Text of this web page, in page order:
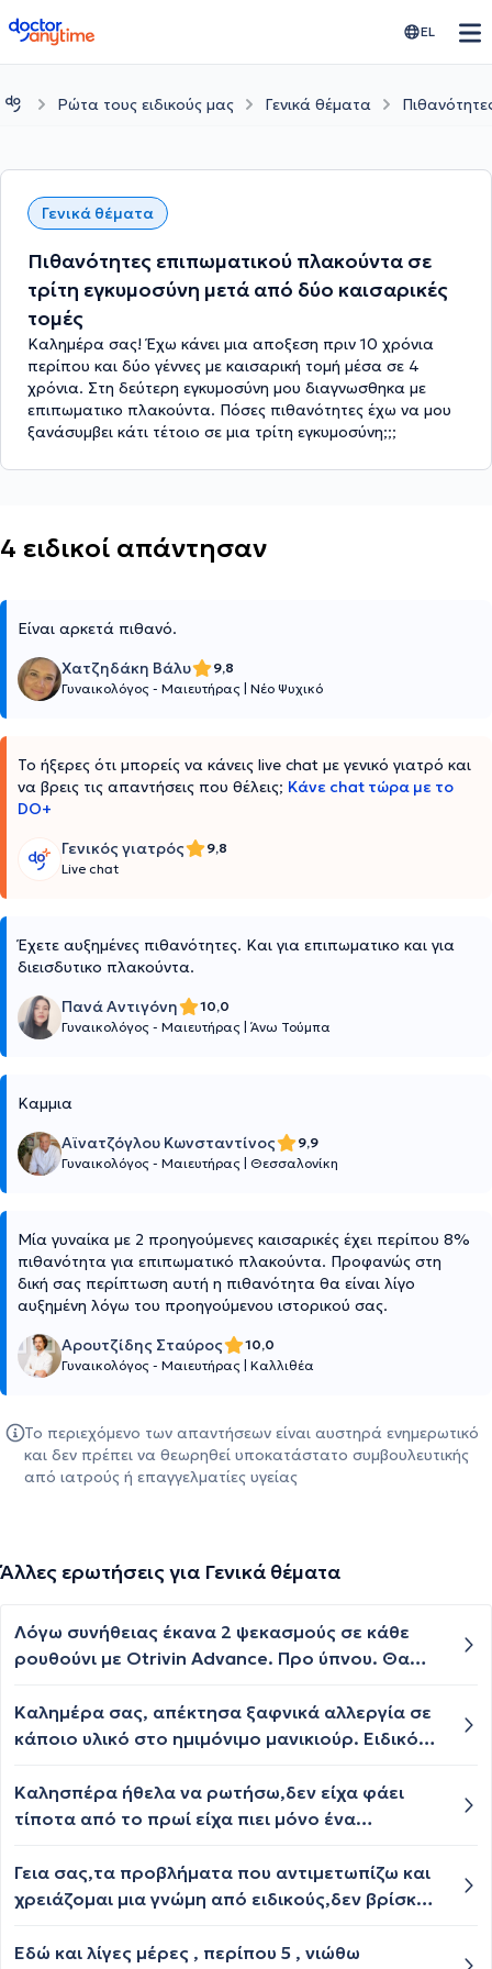
doctoranytime EL
Ρώτα τους ειδικούς μας Γενικά θέματα
Γενικά θέματα
Πιθανότητες επιπωματικού πλακούντα σε
τρίτη εγκυμοσύνη μετά από δύο καισαρικές
τομές
Καλημέρα σας! Έχω κάνει μια αποξεση πριν 10 χρόνια
περίπου και δύο γέννες με καισαρική τομή μέσα σε 4
χρόνια. Στη δεύτερη εγκυμοσύνη μου διαγνωσθηκα με
επιπωματικο πλακούντα. Πόσες πιθανότητες έχω να μου
ξανάσυμβει κάτι τέτοιο σε μια τρίτη εγκυμοσύνη;;;
4 ειδικοί απάντησαν
Είναι αρκετά πιθανό.
Χατζηδάκη Βάλυ
9,8
Γυναικολόγος - Μαιευτήρας Νέο Ψυχικό
Το ήξερες ότι μπορείς να κάνεις live chat με γενικό γιατρό και
να βρεις τις απαντήσεις που θέλεις; Κάνε chat τώρα με το
DO+
Γενικός γιατρός
9,8
Live chat
Έχετε αυξημένες πιθανότητες. Και για επιπωματικο και για
διεισδυτικο πλακούντα.
Πανά Αντιγόνη
10,0
Γυναικολόγος - Μαιευτήρας Άνω Τούμπα
Καμμια
Αϊνατζόγλου Κωνσταντίνος
9,9
Γυναικολόγος - Μαιευτήρας Θεσσαλονίκη
Μία γυναίκα με 2 προηγούμενες καισαρικές έχει περίπου 8%
πιθανότητα για επιπωματικό πλακούντα. Προφανώς στη
δική σας περίπτωση αυτή η πιθανότητα θα είναι λίγο
αυξημένη λόγω του προηγούμενου ιστορικού σας.
Αρουτζίδης Σταύρος
10,0
Γυναικολόγος - Μαιευτήρας Καλλιθέα
Το περιεχόμενο των απαντήσεων είναι αυστηρά ενημερωτικό
και δεν πρέπει να θεωρηθεί υποκατάστατο συμβουλευτικής
από ιατρούς ή επαγγελματίες υγείας
Άλλες ερωτήσεις για Γενικά θέματα
Λόγω συνήθειας έκανα 2 ψεκασμούς σε κάθε
ρουθούνι με Otrivin Advance. Προ ύπνου. Θα
Καλημέρα σας, απέκτησα ξαφνικά αλλεργία σε
κάποιο υλικό στο ημιμόνιμο μανικιούρ. Ειδικός
παντός τη χρήση του. Υπάρχει περίπτωση να
αντιμετωπιστεί η δερματίτιδα εξ επαφής;
Καλησπέρα ήθελα να ρωτήσω,δεν είχα φάει
τίποτα από το πρωί είχα πιει μόνο ένα
μακαρόνια με κιμά...και μετά άρχισε να μου
γουργουριζει τι έντερο μου...είναι
προβλήματα υγείας
Γεια σας,τα προβλήματα που αντιμετωπίζω και
χρειάζομαι μια γνώμη από ειδικούς,δεν βρίσκω
καθημερινότητα,αντιμετωπίζω χρονια μοναξιά
Εδώ και λίγες μέρες , περίπου 5 , νιώθω